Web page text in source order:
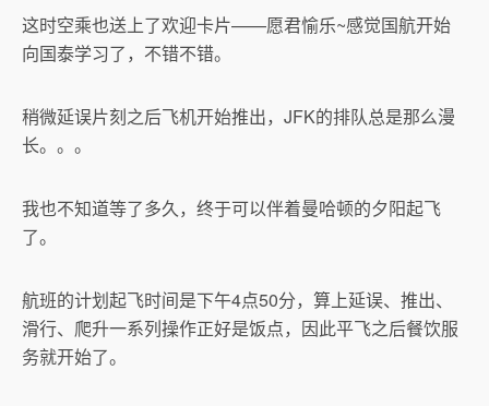
这时空乘也送上了欢迎卡片——愿君愉乐~感觉国航开始
向国泰学习了，不错不错。
稍微延误片刻之后飞机开始推出，JFK的排队总是那么漫
长。。。
我也不知道等了多久，终于可以伴着曼哈顿的夕阳起飞
了。
航班的计划起飞时间是下午4点50分，算上延误、推出、
滑行、爬升一系列操作正好是饭点，因此平飞之后餐饮服
务就开始了。